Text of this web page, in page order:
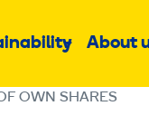
SubAbout
OWN SHARES